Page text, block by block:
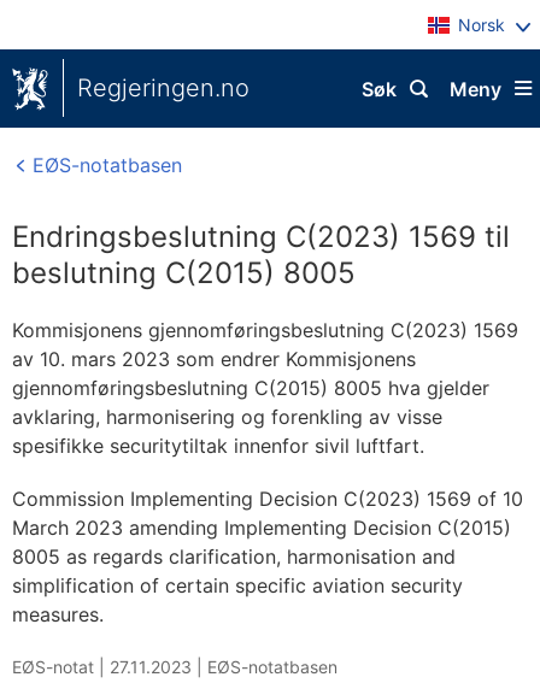
Norsk
Regjeringen.no Meny
Søk
EØS-notatbasen
Endringsbeslutning C(2023) 1569 til
beslutning C(2015) 8005
Kommisjonens gjennomføringsbeslutning C(2023) 1569
av 10. mars 2023 som endrer Kommisjonens
gjennomføringsbeslutning C(2015) 8005 hva gjelder
avklaring, harmonisering og forenkling av visse
spesifikke securitytiltak innenfor sivil luftfart.
Commission Implementing Decision C(2023) 1569 of 10
March 2023 amending Implementing Decision C(2015)
8005 as regards clarification, harmonisation and
simplification of certain specific aviation security
measures.
EØS-notat | 27.11.2023 EØS-notatbasen